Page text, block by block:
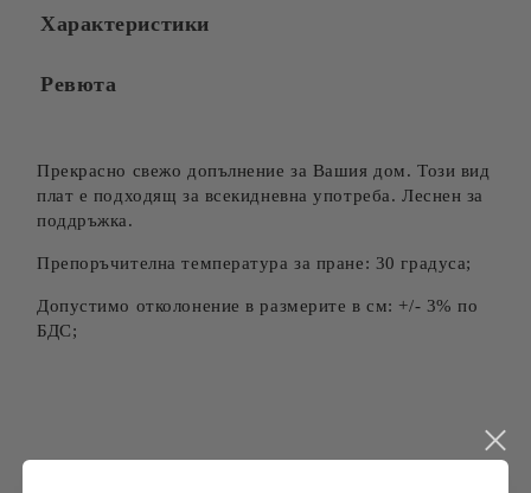
Ние ще се свържем с вас в рамките на работния ден.
Характеристики
Ревюта
Прекрасно свежо допълнение за Вашия дом. Този вид
плат е подходящ за всекидневна употреба. Леснен за
поддръжка.
Препоръчителна температура за пране: 30 градуса;
Допустимо отколонение в размерите в см: +/- 3% по
БДС;